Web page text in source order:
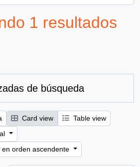
1 resultados
de búsqueda
Card view
Table view
en orden ascendente